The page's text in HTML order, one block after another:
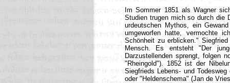
Im Sommer 1851 als Wagner
Studien trugen mich so durch die
urdeutschen Mythos, ein
umgeworfen hatte, vermochte
Schönheit zu erblicken."
Mensch. Es entsteht "Der
Darzustellenden sprengt, folgen
"Rheingold"). 1852 ist der
Siegfrieds Lebens- und
oder "Heldenschema" (Jan de